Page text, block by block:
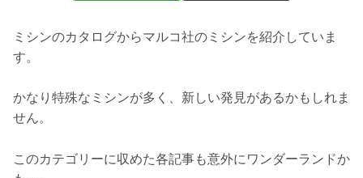
ミシンのカタログからマルコ社のミシンを紹介していま
す。
かなり特殊なミシンが多く、新しい発見があるかもしれま
せん。
このカテゴリーに収めた各記事も意外にワンダーランドか